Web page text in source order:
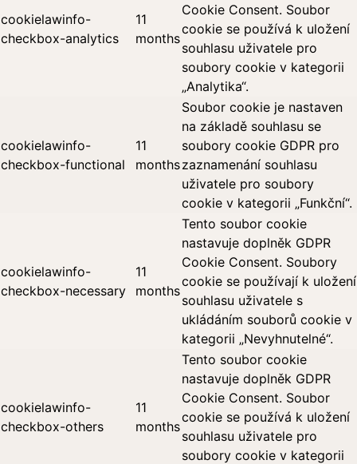
cookielawinfo-
checkbox-analytics
11
months
Cookie Consent. Soubor
cookie se používá k uložení
souhlasu uživatele pro
soubory cookie v kategorii
„Analytika“.
cookielawinfo-
checkbox-functional
11
months
Soubor cookie je nastaven
na základě souhlasu se
soubory cookie GDPR pro
zaznamenání souhlasu
uživatele pro soubory
cookie v kategorii „Funkční“.
cookielawinfo-
checkbox-necessary
11
months
Tento soubor cookie
nastavuje doplněk GDPR
Cookie Consent. Soubory
cookie se používají k uložení
souhlasu uživatele s
ukládáním souborů cookie v
kategorii „Nevyhnutelné“.
cookielawinfo-
checkbox-others
11
months
Tento soubor cookie
nastavuje doplněk GDPR
Cookie Consent. Soubor
cookie se používá k uložení
souhlasu uživatele pro
soubory cookie v kategorii